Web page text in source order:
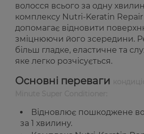
волосся всього за одну
комплексу Nutri-Keratin Repair
допомагає відновити
зміцнюючи його зсередини.
більш гладке, еластичне та
яке легко розчісується.
Основні переваги
Відновлює пошкоджене
за 1 хвилину.